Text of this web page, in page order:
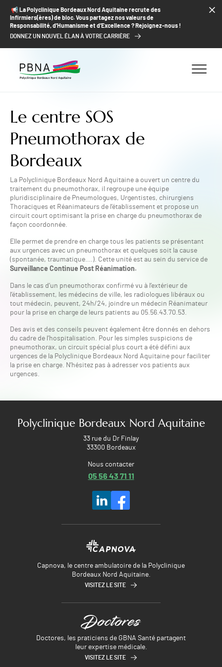
ALLER AU CONTENU
ALLER AU MENU
ALLER À LA RECHERCHE
📢​ La Polyclinique Bordeaux Nord Aquitaine recrute des
Infirmiers(ères) de bloc. Vous partagez nos valeurs de
Responsabilité, d’Humanisme et d’Excellence ? Rejoignez-nous !
DONNEZ UN NOUVEL ÉLAN À VOTRE CARRIÈRE
Le centre SOS
Pneumothorax de
Bordeaux
La Polyclinique Bordeaux Nord Aquitaine a ouvert un centre du
traitement du pneumothorax, il regroupe une équipe
pluridisciplinaire de Pneumologues, Urgentistes, chirurgiens
Thoraciques et Réanimateurs de l’établissement et propose un
circuit court optimisant la prise en charge du pneumothorax de
façon coordonnée.
Elle permet de prendre en charge tous les patients se présentant
aux urgences avec un pneumothorax et quelques soit la cause
(spontanée, traumatique….). Cette unité est au sein du service de
Surveillance Continue Post Réanimation.
Dans le cas d’un pneumothorax confirmé vu à l’extérieur de
l’établissement, les médecins de ville, les radiologues libéraux ou
tout médecin, peuvent, 24h/24, joindre un médecin Réanimateur
pour la prise en charge de leurs patients au 05.56.43.70.53.
Des avis et des conseils peuvent également être donnés en dehors
du cadre de l’hospitalisation. Pour les simples suspicions de
pneumothorax, un circuit spécial plus court a été défini aux
urgences de la Polyclinique Bordeaux Nord Aquitaine pour faciliter
la prise en charge. N’hésitez pas à adresser vos patients aux
urgences.
Polyclinique Bordeaux Nord Aquitaine
33 rue du Dr Finlay
33300 Bordeaux
Nous contacter
05 56 43 71 11
Capnova, le centre ambulatoire de la Polyclinique
Bordeaux Nord Aquitaine.
VISITEZ LE SITE
Doctores, les praticiens de GBNA Santé partagent
leur expertise médicale.
VISITEZ LE SITE